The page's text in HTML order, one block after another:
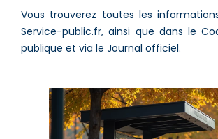
Vous trouverez toutes les
Service-public.fr, ainsi que dans le
publique et via le Journal officiel.